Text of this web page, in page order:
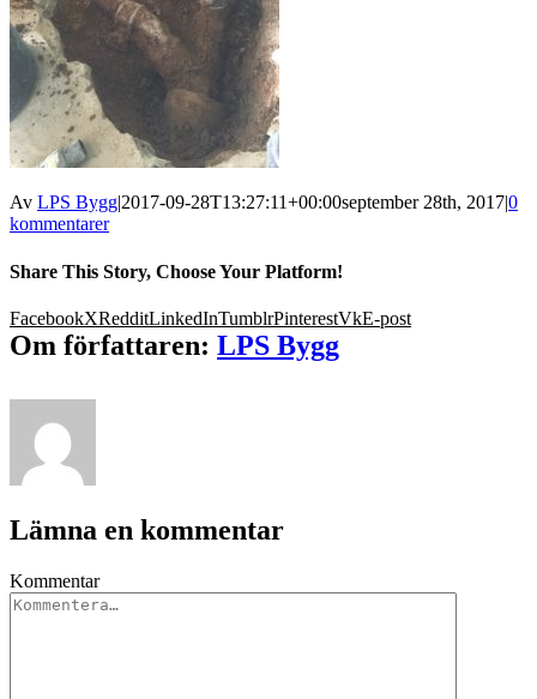
Av LPS Bygg|2017-09-28T13:27:11+00:00september 28th, 2017|0
kommentarer
Share This Story, Choose Your Platform!
FacebookXRedditLinkedInTumblrPinterestVkE-post
Om författaren: LPS Bygg
Lämna en kommentar
Kommentar